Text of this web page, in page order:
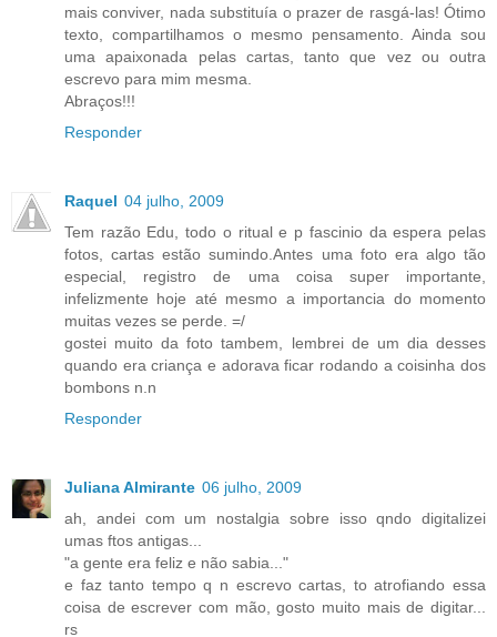
mais conviver, nada substituía o prazer de rasgá-las! Ótimo
texto, compartilhamos o mesmo pensamento. Ainda sou
uma apaixonada pelas cartas, tanto que vez ou outra
escrevo para mim mesma.
Abraços!!!
Responder
Raquel 04 julho, 2009
Tem razão Edu, todo o ritual e p fascinio da espera pelas
fotos, cartas estão sumindo.Antes uma foto era algo tão
especial, registro de uma coisa super importante,
infelizmente hoje até mesmo a importancia do momento
muitas vezes se perde. =/
gostei muito da foto tambem, lembrei de um dia desses
quando era criança e adorava ficar rodando a coisinha dos
bombons n.n
Responder
Juliana Almirante 06 julho, 2009
ah, andei com um nostalgia sobre isso qndo digitalizei
umas ftos antigas...
"a gente era feliz e não sabia..."
e faz tanto tempo q n escrevo cartas, to atrofiando essa
coisa de escrever com mão, gosto muito mais de digitar...
rs